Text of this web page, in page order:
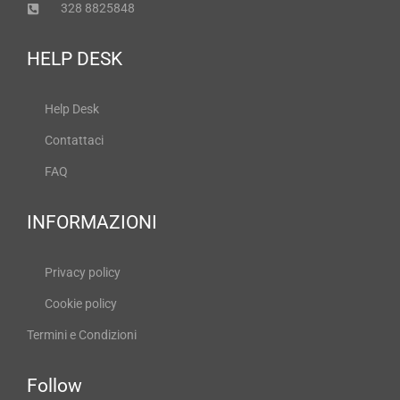
328 8825848
HELP DESK
Help Desk
Contattaci
FAQ
INFORMAZIONI
Privacy policy
Cookie policy
Termini e Condizioni
Follow